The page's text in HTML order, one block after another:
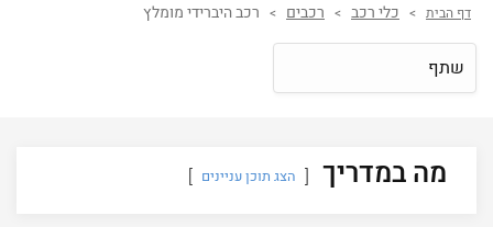
דף הבית > כלי רכב > רכבים > רכב היברידי מומלץ
שתף
מה במדריך הצג תוכן עניינים